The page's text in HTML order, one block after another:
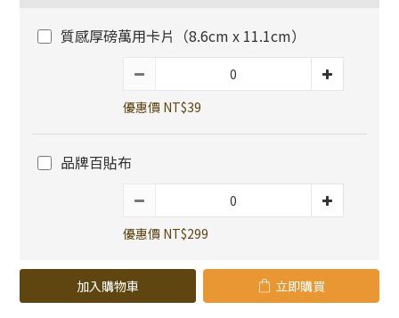
質感厚磅萬用卡片（8.6cm x 11.1cm）
優惠價 NT$39
品牌百貼布
優惠價 NT$299
加入購物車 立即購買